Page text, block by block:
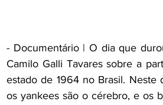
- Documentário | O dia que
Camilo Galli Tavares sobre a
estado de 1964 no Brasil. Neste
os yankees são o cérebro, e os